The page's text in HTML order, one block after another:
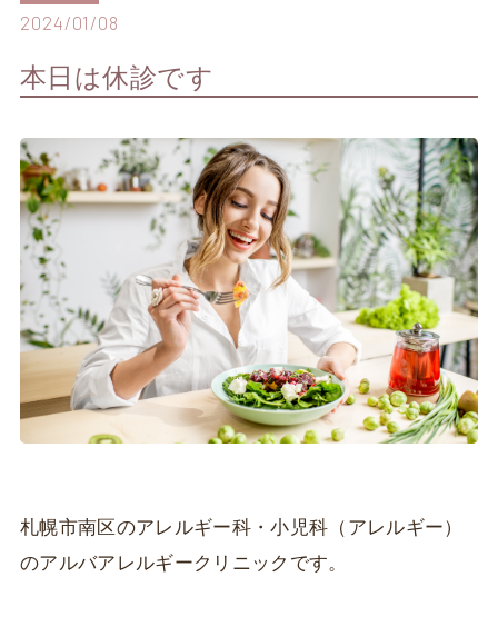
2024/01/08
本日は休診です
札幌市南区のアレルギー科・小児科（アレルギー）
のアルバアレルギークリニックです。